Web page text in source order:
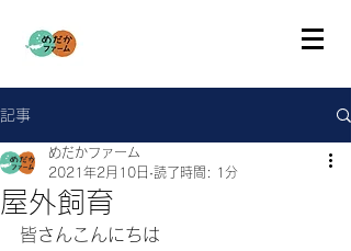
記事
屋外飼育
めだかファーム
2021年2月10日 読了時間: 1分
皆さんこんにちは